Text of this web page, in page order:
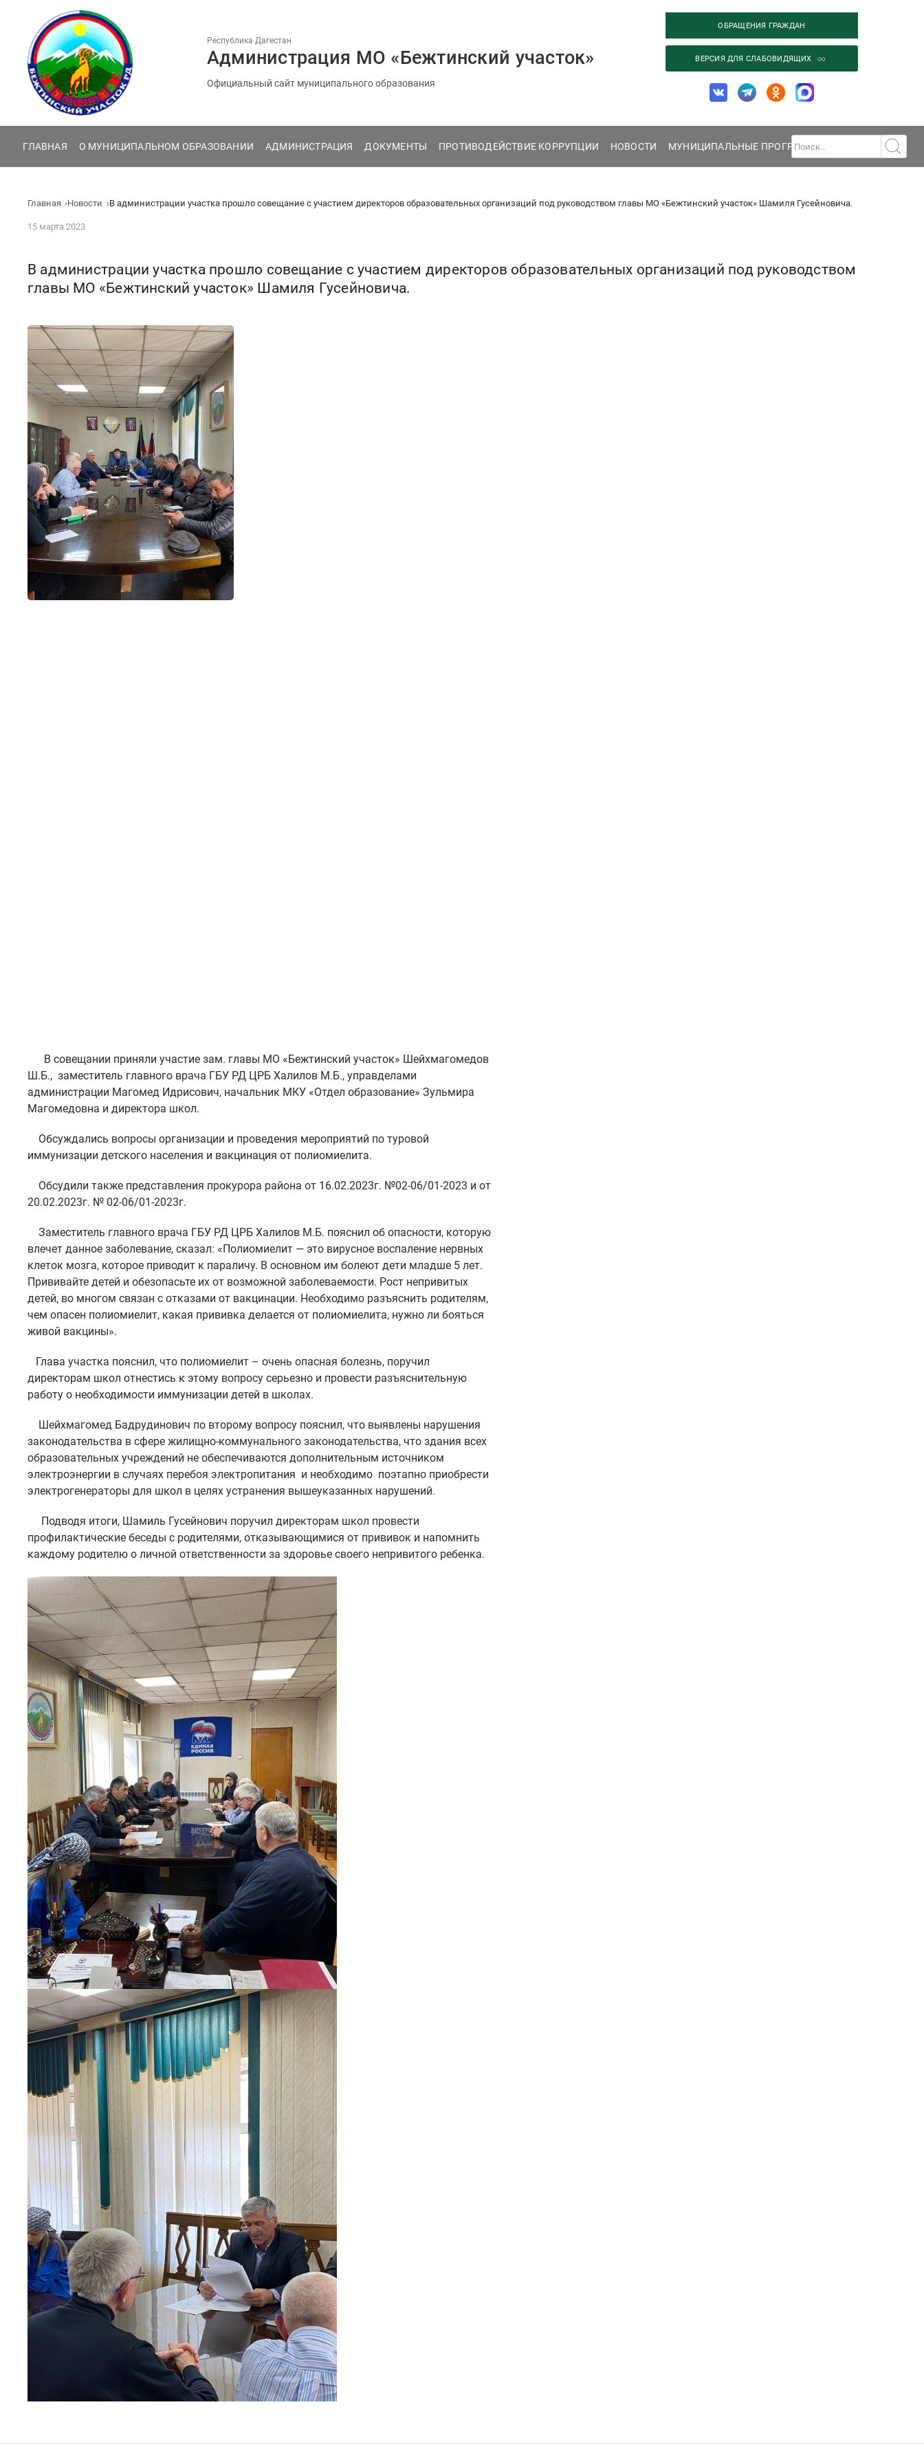
содержанию
Республика Дагестан
Администрация МО «Бежтинский участок»
Официальный сайт муниципального образования
ОБРАЩЕНИЯ ГРАЖДАН
ВЕРСИЯ ДЛЯ СЛАБОВИДЯЩИХ
ГЛАВНАЯ О МУНИЦИПАЛЬНОМ ОБРАЗОВАНИИ АДМИНИСТРАЦИЯ ДОКУМЕНТЫ ПРОТИВОДЕЙСТВИЕ КОРРУПЦИИ НОВОСТИ МУНИЦИПАЛЬНЫЕ ПРОГРАММЫ
Главная Новости В администрации участка прошло совещание с участием директоров образовательных организаций под руководством главы МО «Бежтинский участок» Шамиля Гусейновича.
15 марта 2023
В администрации участка прошло совещание с участием директоров образовательных организаций под руководством
главы МО «Бежтинский участок» Шамиля Гусейновича.
В совещании приняли участие зам. главы МО «Бежтинский участок» Шейхмагомедов
Ш.Б., заместитель главного врача ГБУ РД ЦРБ Халилов М.Б., управделами
администрации Магомед Идрисович, начальник МКУ «Отдел образование» Зульмира
Магомедовна и директора школ.
Обсуждались вопросы организации и проведения мероприятий по туровой
иммунизации детского населения и вакцинация от полиомиелита.
Обсудили также представления прокурора района от 16.02.2023г. №02-06/01-2023 и от
20.02.2023г. № 02-06/01-2023г.
Заместитель главного врача ГБУ РД ЦРБ Халилов М.Б. пояснил об опасности, которую
влечет данное заболевание, сказал: «Полиомиелит — это вирусное воспаление нервных
клеток мозга, которое приводит к параличу. В основном им болеют дети младше 5 лет.
Прививайте детей и обезопасьте их от возможной заболеваемости. Рост непривитых
детей, во многом связан с отказами от вакцинации. Необходимо разъяснить родителям,
чем опасен полиомиелит, какая прививка делается от полиомиелита, нужно ли бояться
живой вакцины».
Глава участка пояснил, что полиомиелит – очень опасная болезнь, поручил
директорам школ отнестись к этому вопросу серьезно и провести разъяснительную
работу о необходимости иммунизации детей в школах.
Шейхмагомед Бадрудинович по второму вопросу пояснил, что выявлены нарушения
законодательства в сфере жилищно-коммунального законодательства, что здания всех
образовательных учреждений не обеспечиваются дополнительным источником
электроэнергии в случаях перебоя электропитания и необходимо поэтапно приобрести
электрогенераторы для школ в целях устранения вышеуказанных нарушений.
Подводя итоги, Шамиль Гусейнович поручил директорам школ провести
профилактические беседы с родителями, отказывающимися от прививок и напомнить
каждому родителю о личной ответственности за здоровье своего непривитого ребенка.